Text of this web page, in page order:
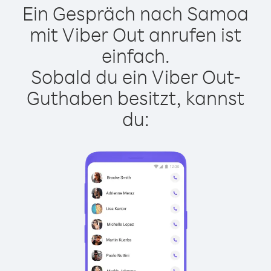
Ein Gespräch nach Samoa
mit Viber Out anrufen ist
einfach.
Sobald du ein Viber Out-
Guthaben besitzt, kannst
du: